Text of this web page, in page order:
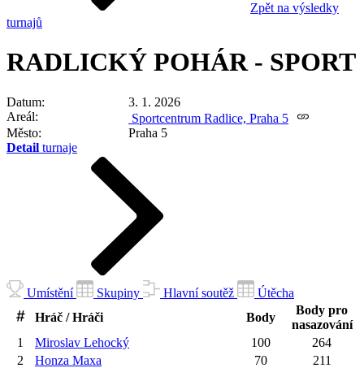
Zpět na výsledky
turnajů
RADLICKÝ POHÁR - SPORT
Datum
3. 1. 2026
Areál
Sportcentrum Radlice, Praha 5
Město
Praha 5
Detail turnaje
Umístění Skupiny Hlavní soutěž
Útěcha
Hráč / Hráči
Body
Body pro
nasazování
1
Miroslav Lehocký 100
264
2
Honza Maxa 70
211